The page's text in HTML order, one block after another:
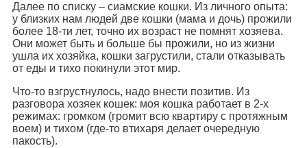
Далее по списку – сиамские кошки. Из личного опыта:
у близких нам людей две кошки (мама и дочь) прожили
более 18-ти лет, точно их возраст не помнят хозяева.
Они может быть и больше бы прожили, но из жизни
ушла их хозяйка, кошки загрустили, стали отказывать
от еды и тихо покинули этот мир.
Что-то взгрустнулось, надо внести позитив. Из
разговора хозяек кошек: моя кошка работает в 2-х
режимах: громком (громит всю квартиру с протяжным
воем) и тихом (где-то втихаря делает очередную
пакость).